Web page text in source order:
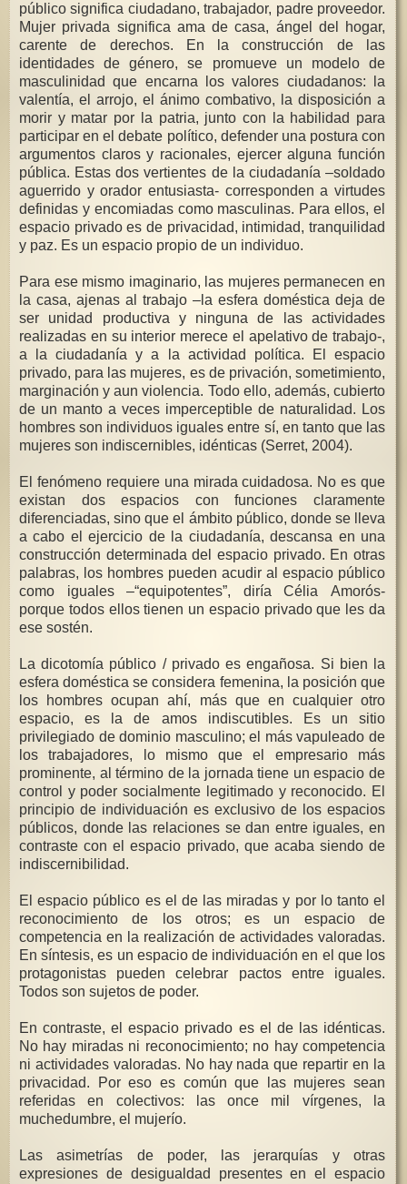
público significa ciudadano, trabajador, padre proveedor.
Mujer privada significa ama de casa, ángel del hogar,
carente de derechos. En la construcción de las
identidades de género, se promueve un modelo de
masculinidad que encarna los valores ciudadanos: la
valentía, el arrojo, el ánimo combativo, la disposición a
morir y matar por la patria, junto con la habilidad para
participar en el debate político, defender una postura con
argumentos claros y racionales, ejercer alguna función
pública. Estas dos vertientes de la ciudadanía –soldado
aguerrido y orador entusiasta- corresponden a virtudes
definidas y encomiadas como masculinas. Para ellos, el
espacio privado es de privacidad, intimidad, tranquilidad
y paz. Es un espacio propio de un individuo.
Para ese mismo imaginario, las mujeres permanecen en
la casa, ajenas al trabajo –la esfera doméstica deja de
ser unidad productiva y ninguna de las actividades
realizadas en su interior merece el apelativo de trabajo-,
a la ciudadanía y a la actividad política. El espacio
privado, para las mujeres, es de privación, sometimiento,
marginación y aun violencia. Todo ello, además, cubierto
de un manto a veces imperceptible de naturalidad. Los
hombres son individuos iguales entre sí, en tanto que las
mujeres son indiscernibles, idénticas (Serret, 2004).
El fenómeno requiere una mirada cuidadosa. No es que
existan dos espacios con funciones claramente
diferenciadas, sino que el ámbito público, donde se lleva
a cabo el ejercicio de la ciudadanía, descansa en una
construcción determinada del espacio privado. En otras
palabras, los hombres pueden acudir al espacio público
como iguales –“equipotentes”, diría Célia Amorós-
porque todos ellos tienen un espacio privado que les da
ese sostén.
La dicotomía público / privado es engañosa. Si bien la
esfera doméstica se considera femenina, la posición que
los hombres ocupan ahí, más que en cualquier otro
espacio, es la de amos indiscutibles. Es un sitio
privilegiado de dominio masculino; el más vapuleado de
los trabajadores, lo mismo que el empresario más
prominente, al término de la jornada tiene un espacio de
control y poder socialmente legitimado y reconocido. El
principio de individuación es exclusivo de los espacios
públicos, donde las relaciones se dan entre iguales, en
contraste con el espacio privado, que acaba siendo de
indiscernibilidad.
El espacio público es el de las miradas y por lo tanto el
reconocimiento de los otros; es un espacio de
competencia en la realización de actividades valoradas.
En síntesis, es un espacio de individuación en el que los
protagonistas pueden celebrar pactos entre iguales.
Todos son sujetos de poder.
En contraste, el espacio privado es el de las idénticas.
No hay miradas ni reconocimiento; no hay competencia
ni actividades valoradas. No hay nada que repartir en la
privacidad. Por eso es común que las mujeres sean
referidas en colectivos: las once mil vírgenes, la
muchedumbre, el mujerío.
Las asimetrías de poder, las jerarquías y otras
expresiones de desigualdad presentes en el espacio